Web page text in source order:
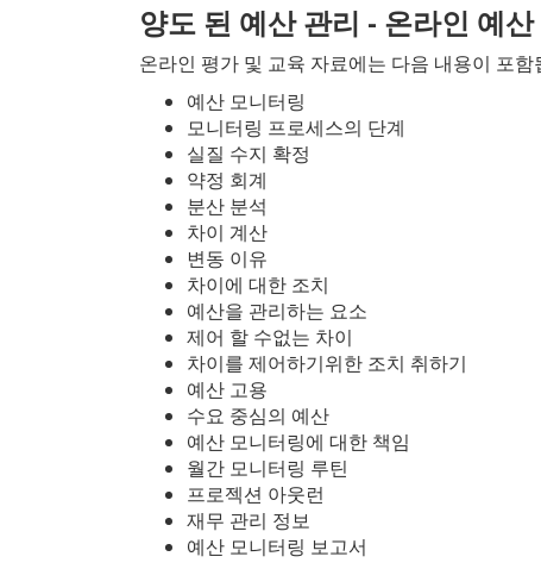
양도 된 예산 관리 - 온라인 예
온라인 평가 및 교육 자료에는 다음 내용이 포함
예산 모니터링
모니터링 프로세스의 단계
실질 수지 확정
약정 회계
분산 분석
차이 계산
변동 이유
차이에 대한 조치
예산을 관리하는 요소
제어 할 수없는 차이
차이를 제어하기위한 조치 취하기
예산 고용
수요 중심의 예산
예산 모니터링에 대한 책임
월간 모니터링 루틴
프로젝션 아웃런
재무 관리 정보
예산 모니터링 보고서